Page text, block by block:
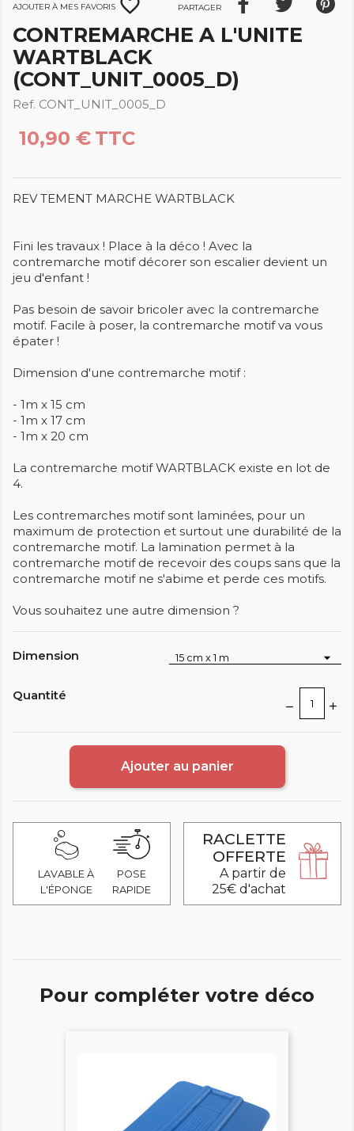
Ajouter à mes favoris favorite_border Partager
CONTREMARCHE A L'UNITE
WARTBLACK
(CONT_UNIT_0005_D)
Ref. CONT_UNIT_0005_D
10,90 € TTC
REV TEMENT MARCHE WARTBLACK
Fini les travaux ! Place à la déco ! Avec la
contremarche motif décorer son escalier devient un
jeu d'enfant !
Pas besoin de savoir bricoler avec la contremarche
motif. Facile à poser, la contremarche motif va vous
épater !
Dimension d'une contremarche motif :
- 1m x 15 cm
- 1m x 17 cm
- 1m x 20 cm
La contremarche motif WARTBLACK existe en lot de
4.
Les contremarches motif sont laminées, pour un
maximum de protection et surtout une durabilité de la
contremarche motif. La lamination permet à la
contremarche motif de recevoir des coups sans que la
contremarche motif ne s'abime et perde ces motifs.
Vous souhaitez une autre dimension ?
Dimension
Quantité
Ajouter au panier
LAVABLE À
L'ÉPONGE
POSE
RAPIDE
RACLETTE
OFFERTE
A partir de
25€ d'achat
Pour compléter votre déco